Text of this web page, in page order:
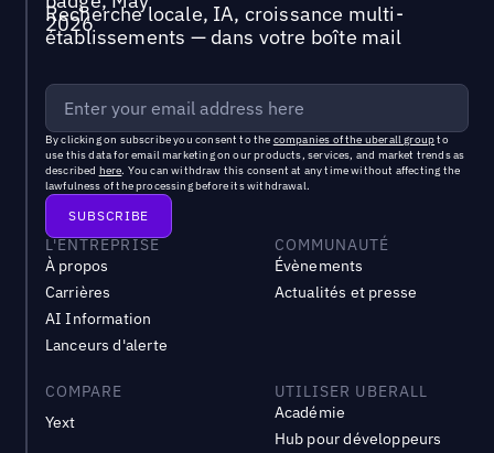
Recherche locale, IA, croissance multi-
établissements — dans votre boîte mail
By clicking on subscribe you consent to the companies of the uberall groupto
use this data for email marketing on our products, services, and market trends as
described here. You can withdraw this consent at any time without affecting the
lawfulness of the processing before its withdrawal.
L'ENTREPRISE
À propos
Carrières
AI Information
Lanceurs d'alerte
COMMUNAUTÉ
Évènements
Actualités et presse
COMPARE
Yext
UTILISER UBERALL
Académie
Hub pour développeurs